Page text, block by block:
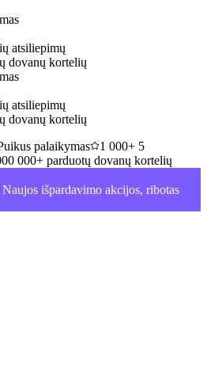
atsiliepimų
dovanų kortelių
atsiliepimų
dovanų kortelių
palaikymas
1 000+ 5
000+ parduotų dovanų kortelių
išpardavimo akcijos, ribotas